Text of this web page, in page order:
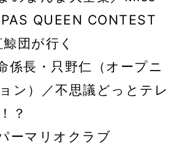
QUEEN CONTEST
団が行く
係長・只野仁（オープニ
ン）／不思議どっとテレ
？
ーマリオクラブ